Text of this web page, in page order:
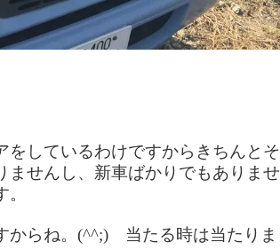
しているわけですからきちんとそ
せんし、新車ばかりでもありませ
からね。(^^;) 当たる時は当たりま